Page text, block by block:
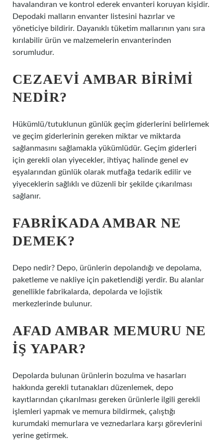
havalandıran ve kontrol ederek envanteri koruyan kişidir.
Depodaki malların envanter listesini hazırlar ve
yöneticiye bildirir. Dayanıklı tüketim mallarının yanı sıra
kırılabilir ürün ve malzemelerin envanterinden
sorumludur.
CEZAEVI AMBAR BIRIMI
NEDIR?
Hükümlü/tutuklunun günlük geçim giderlerini belirlemek
ve geçim giderlerinin gereken miktar ve miktarda
sağlanmasını sağlamakla yükümlüdür. Geçim giderleri
için gerekli olan yiyecekler, ihtiyaç halinde genel ev
eşyalarından günlük olarak mutfağa tedarik edilir ve
yiyeceklerin sağlıklı ve düzenli bir şekilde çıkarılması
sağlanır.
FABRIKADA AMBAR NE
DEMEK?
Depo nedir? Depo, ürünlerin depolandığı ve depolama,
paketleme ve nakliye için paketlendiği yerdir. Bu alanlar
genellikle fabrikalarda, depolarda ve lojistik
merkezlerinde bulunur.
AFAD AMBAR MEMURU NE
IŞ YAPAR?
Depolarda bulunan ürünlerin bozulma ve hasarları
hakkında gerekli tutanakları düzenlemek, depo
kayıtlarından çıkarılması gereken ürünlerle ilgili gerekli
işlemleri yapmak ve memura bildirmek, çalıştığı
kurumdaki memurlara ve veznedarlara karşı görevlerini
yerine getirmek.